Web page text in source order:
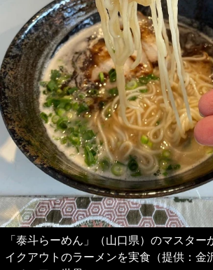
「泰斗らーめん」（山口県）のマスター
イクアウトのラーメンを実食（提供：金